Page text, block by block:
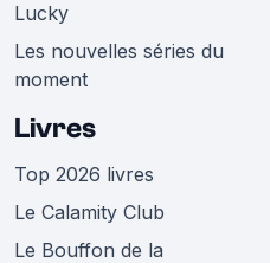
Lucky
Les nouvelles séries du
moment
Livres
Top 2026 livres
Le Calamity Club
Le Bouffon de la